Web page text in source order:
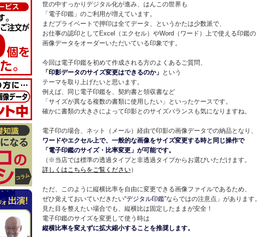
世の中すっかりデジタル化が進み、はんこの世界も
「電子印鑑」のご利用が増えています。
まだプライベートで押印は全てデータ、というかたは少数派で、
お仕事の認印としてExcel（エクセル）やWord（ワード）上で使える印鑑の
画像データをオーダーいただいている印象です。
今回は電子印鑑を初めて作成される方のよくあるご質問、
「印影データのサイズ変更はできるのか」 という
テーマを取り上げたいと思います。
例えば、同じ電子印鑑を、契約書と領収書など
「サイズが異なる複数の書類に使用したい」といったケースです。
確かに書類の大きさによって印影とのサイズバランスも気になりますね。
電子印の場合、ネット（メール）経由で印影の画像データでの納品となり、
ワードやエクセル上で、一般的な画像をサイズ変更する時と同じ操作で
「電子印鑑のサイズ・比率変更」が可能です。
（※当店では標準の透過タイプと非透過タイプからお選びいただけます。
詳しくはこちらをご覧ください）
ただ、このように縦横比率を自由に変更できる画像ファイルであるため、
ぜひ覚えておいていだきたい“デジタル印鑑”ならではの注意点」があります。
見た目を整えたい場合でも、縦横比は固定したままが安全！
電子印鑑のサイズを変更して使う時は
縦横比率を変えずに拡大縮小することを推奨します。